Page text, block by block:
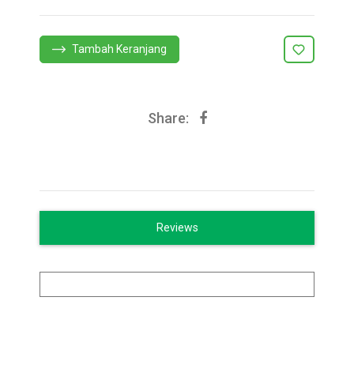
Tambah Keranjang
Share:
Reviews